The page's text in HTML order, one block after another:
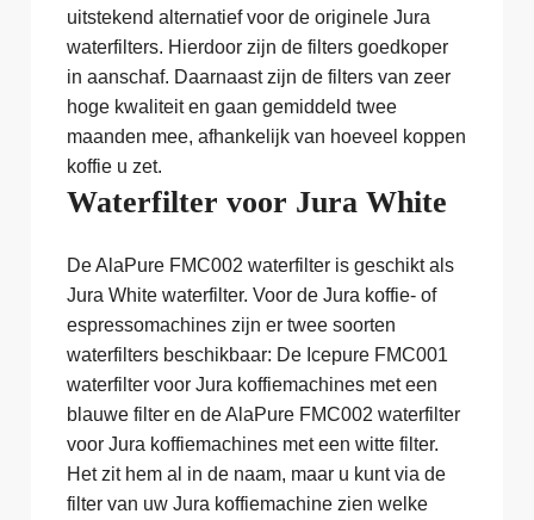
uitstekend alternatief voor de originele Jura
waterfilters. Hierdoor zijn de filters goedkoper
in aanschaf. Daarnaast zijn de filters van zeer
hoge kwaliteit en gaan gemiddeld twee
maanden mee, afhankelijk van hoeveel koppen
koffie u zet.
Waterfilter voor Jura White
De AlaPure FMC002 waterfilter is geschikt als
Jura White waterfilter. Voor de Jura koffie- of
espressomachines zijn er twee soorten
waterfilters beschikbaar: De Icepure FMC001
waterfilter voor Jura koffiemachines met een
blauwe filter en de AlaPure FMC002 waterfilter
voor Jura koffiemachines met een witte filter.
Het zit hem al in de naam, maar u kunt via de
filter van uw Jura koffiemachine zien welke